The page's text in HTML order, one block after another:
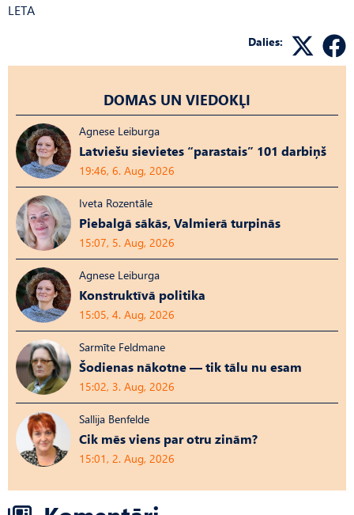
LETA
Dalies:
DOMAS UN VIEDOKĻI
Agnese Leiburga
Latviešu sievietes “parastais” 101 darbiņš
19:46, 6. Aug, 2026
Iveta Rozentāle
Piebalgā sākās, Valmierā turpinās
15:07, 5. Aug, 2026
Agnese Leiburga
Konstruktīvā politika
15:05, 4. Aug, 2026
Sarmīte Feldmane
Šodienas nākotne — tik tālu nu esam
15:02, 3. Aug, 2026
Sallija Benfelde
Cik mēs viens par otru zinām?
15:01, 2. Aug, 2026